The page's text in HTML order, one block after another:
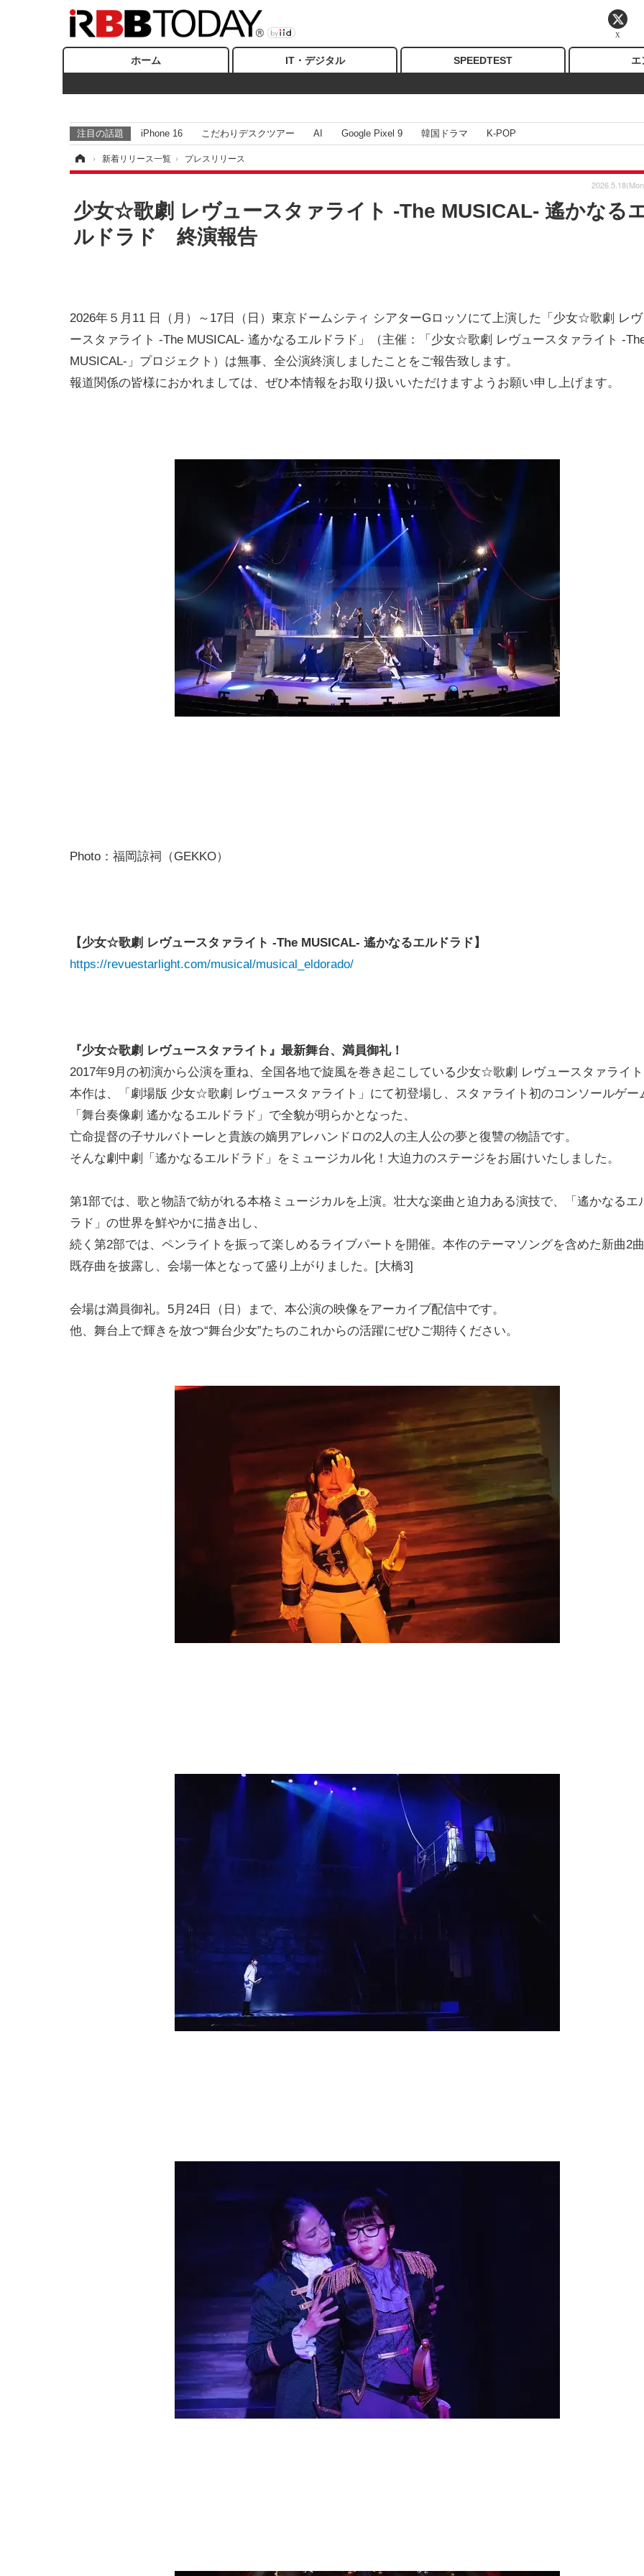
ホーム IT・デジタル SPEEDTEST エ
注目の話題 iPhone 16 こだわりデスクツアー AI Google Pixel 9 韓国ドラマ K-POP
› 新着リリース一覧 › プレスリリース
少女☆歌劇 レヴュースタァライト -The MUSICAL- 遙かなる
ルドラド 終演報告
2026年５月11 日（月）～17日（日）東京ドームシティ シアターGロッソにて上演した「少女☆歌劇 レヴ
ースタァライト -The MUSICAL- 遙かなるエルドラド」（主催：「少女☆歌劇 レヴュースタァライト -
MUSICAL-」プロジェクト）は無事、全公演終演しましたことをご報告致します。
報道関係の皆様におかれましては、ぜひ本情報をお取り扱いいただけますようお願い申し上げます。
Photo：福岡諒祠（GEKKO）
【少女☆歌劇 レヴュースタァライト -The MUSICAL- 遙かなるエルドラド】
https://revuestarlight.com/musical/musical_eldorado/
『少女☆歌劇 レヴュースタァライト』最新舞台、満員御礼！
2017年9月の初演から公演を重ね、全国各地で旋風を巻き起こしている少女☆歌劇 レヴュースタァライト
本作は、「劇場版 少女☆歌劇 レヴュースタァライト」にて初登場し、スタァライト初のコンソールゲー
「舞台奏像劇 遙かなるエルドラド」で全貌が明らかとなった、
亡命提督の子サルバトーレと貴族の嫡男アレハンドロの2人の主人公の夢と復讐の物語です。
そんな劇中劇「遙かなるエルドラド」をミュージカル化！大迫力のステージをお届けいたしました。
第1部では、歌と物語で紡がれる本格ミュージカルを上演。壮大な楽曲と迫力ある演技で、「遙かなるエ
ラド」の世界を鮮やかに描き出し、
続く第2部では、ペンライトを振って楽しめるライブパートを開催。本作のテーマソングを含めた新曲2
既存曲を披露し、会場一体となって盛り上がりました。[大橋3]
会場は満員御礼。5月24日（日）まで、本公演の映像をアーカイブ配信中です。
他、舞台上で輝きを放つ“舞台少女”たちのこれからの活躍にぜひご期待ください。
X